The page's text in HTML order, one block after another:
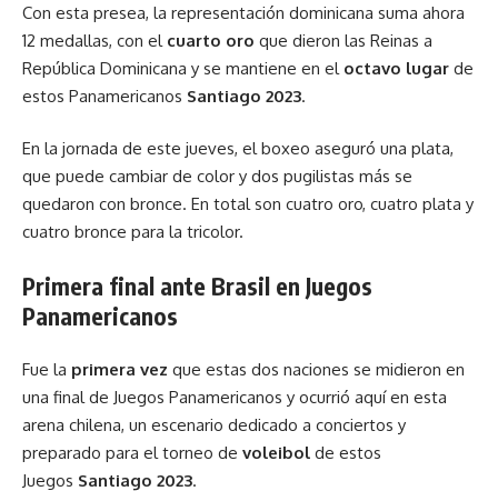
Con esta presea, la representación dominicana suma ahora
12 medallas, con el cuarto oro que dieron las Reinas a
República Dominicana y se mantiene en el octavo lugar de
estos Panamericanos Santiago 2023.
En la jornada de este jueves, el boxeo aseguró una plata,
que puede cambiar de color y dos pugilistas más se
quedaron con bronce. En total son cuatro oro, cuatro plata y
cuatro bronce para la tricolor.
Primera final ante Brasil en Juegos
Panamericanos
Fue la primera vez que estas dos naciones se midieron en
una final de Juegos Panamericanos y ocurrió aquí en esta
arena chilena, un escenario dedicado a conciertos y
preparado para el torneo de voleibol de estos
Juegos Santiago 2023.